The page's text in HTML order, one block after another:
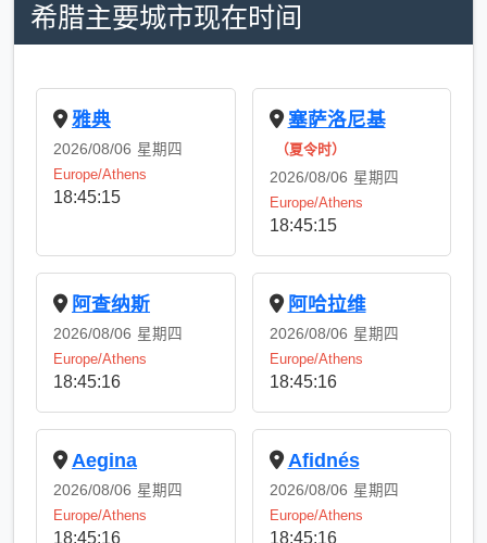
希腊主要城市现在时间
雅典
2026/08/06 星期四
Europe/Athens
18:45:16
塞萨洛尼基
2026/08/06
Europe/Athens
18:45:16
阿查纳斯
2026/08/06 星期四
Europe/Athens
18:45:16
阿哈拉维
2026/08/06 星期四
Europe/Athens
18:45:16
Aegina
2026/08/06
Europe/Athens
18:45:16
Afidnés
2026/08/06 星期四
Europe/Athens
18:45:16